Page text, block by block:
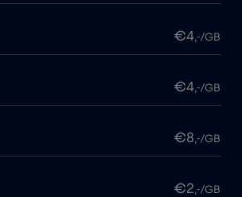
€4,-/GB
€4,-/GB
€8,-/GB
€2,-/GB